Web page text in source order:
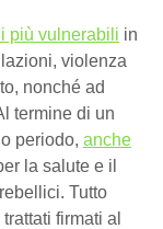
più vulnerabili in
violenza
nonché ad
termine di un
periodo, anche
la salute e il
Tutto
firmati al